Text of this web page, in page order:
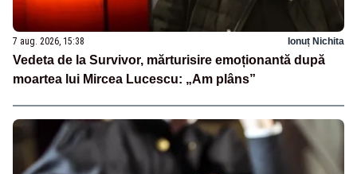
7 aug. 2026, 15:38 Ionuț Nichita
Vedeta de la Survivor, mărturisire emoționantă după
moartea lui Mircea Lucescu: „Am plâns”